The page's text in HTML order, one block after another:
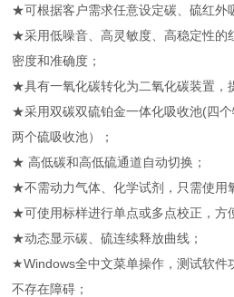
★可根据客户需求任意设定碳、硫红外
★采用低噪音、高灵敏度、高稳定性的
密度和准确度；
★具有一氧化碳转化为二氧化碳装置，
★采用双碳双硫铂金一体化吸收池(四个
两个硫吸收池）；
★ 高低碳和高低硫通道自动切换；
★不需动力气体、化学试剂，只需使用
★可使用标样进行单点或多点校正，方
★动态显示碳、硫连续释放曲线；
★Windows全中文菜单操作，测试软件
不存在障碍；